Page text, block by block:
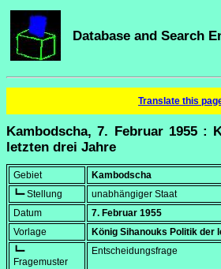
Database and Search
Translate this
Kambodscha, 7. Februar 1955 :
letzten drei Jahre
Gebiet
Kambodscha
┗━ Stellung
unabhängiger Staat
Datum
7. Februar 1955
Vorlage
König Sihanouks Politik der
┗━
Fragemuster
Entscheidungsfrage